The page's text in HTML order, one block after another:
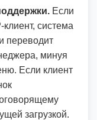
Если
система
переводит
минуя
Если клиент
загрузкой.